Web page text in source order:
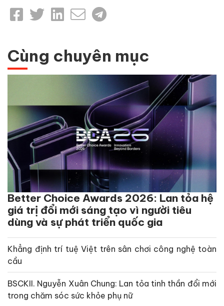
Cùng chuyên mục
Better Choice Awards 2026: Lan tỏa hệ
giá trị đổi mới sáng tạo vì người tiêu
dùng và sự phát triển quốc gia
Khẳng định trí tuệ Việt trên sân chơi công nghệ toàn
cầu
BSCKII. Nguyễn Xuân Chung: Lan tỏa tinh thần đổi mới
trong chăm sóc sức khỏe phụ nữ